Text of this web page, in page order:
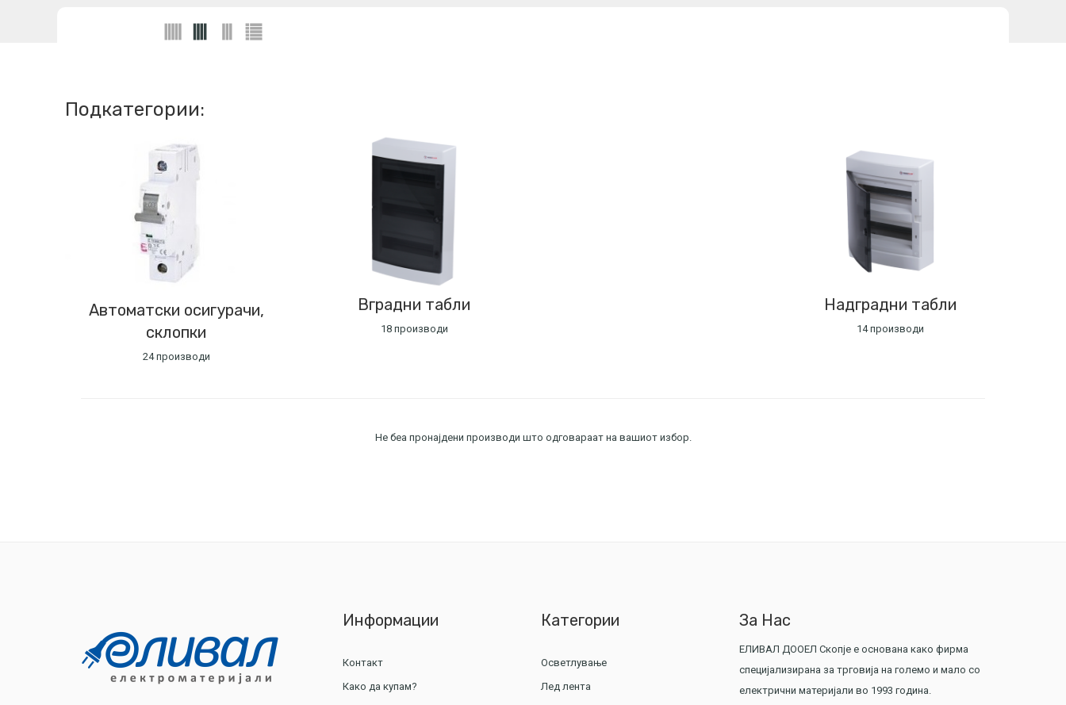
Подкатегории:
Автоматски осигурачи,
склопки
24 производи
Вградни табли
18 производи
Надградни табли
14 производи
Не беа пронајдени производи што одговараат на вашиот избор.
Информации
Контакт
Како да купам?
Категории
Осветлување
Лед лента
За Нас
ЕЛИВАЛ ДООЕЛ Скопје е основана како фирма
специјализирана за трговија на големо и мало со
електрични материјали во 1993 година.